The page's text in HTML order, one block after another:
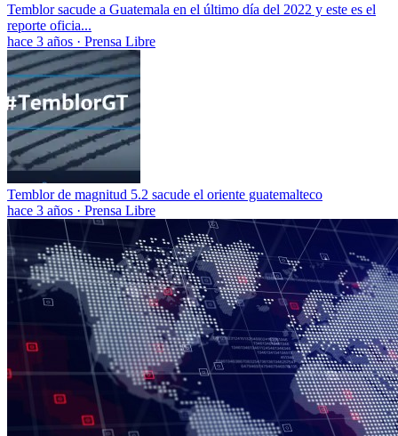
Temblor sacude a Guatemala en el último día del 2022 y este es el
reporte oficia...
hace 3 años · Prensa Libre
Temblor de magnitud 5.2 sacude el oriente guatemalteco
hace 3 años · Prensa Libre